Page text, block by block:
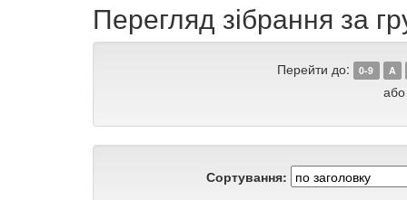
Перегляд зібрання за
Перейти до: 0-9 A
або
Сортування: